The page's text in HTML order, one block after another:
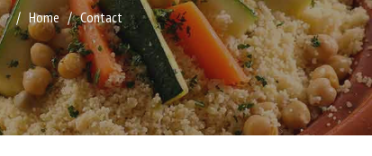
Home Contact